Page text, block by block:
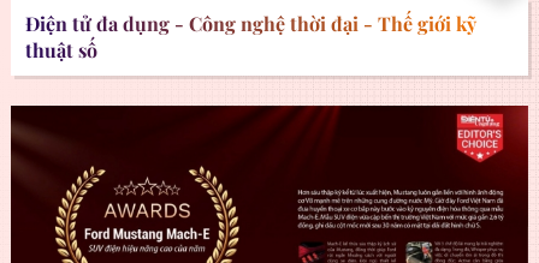
Điện tử đa dụng - Công nghệ thời đại - Thế giới kỹ
thuật số